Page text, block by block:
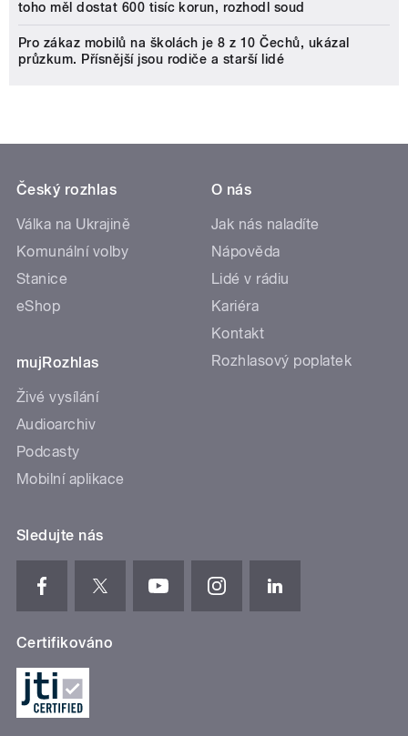
toho měl dostat 600 tisíc korun, rozhodl soud
Pro zákaz mobilů na školách je 8 z 10 Čechů, ukázal
průzkum. Přísnější jsou rodiče a starší lidé
Český rozhlas
Válka na Ukrajině
Komunální volby
Stanice
eShop
mujRozhlas
Živé vysílání
Audioarchiv
Podcasty
Mobilní aplikace
O nás
Jak nás naladíte
Nápověda
Lidé v rádiu
Kariéra
Kontakt
Rozhlasový poplatek
Sledujte nás
Certifikováno